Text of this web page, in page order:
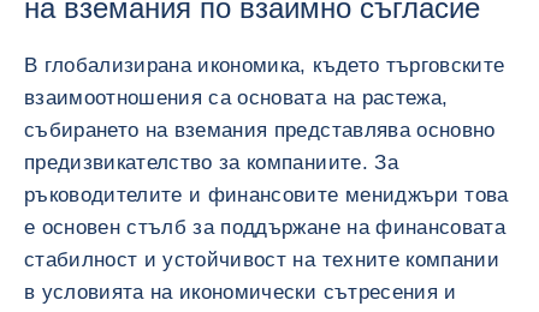
на вземания по взаимно съгласие
В глобализирана икономика, където търговските
взаимоотношения са основата на растежа,
събирането на вземания представлява основно
предизвикателство за компаниите. За
ръководителите и финансовите мениджъри това
е основен стълб за поддържане на финансовата
стабилност и устойчивост на техните компании
в условията на икономически сътресения и